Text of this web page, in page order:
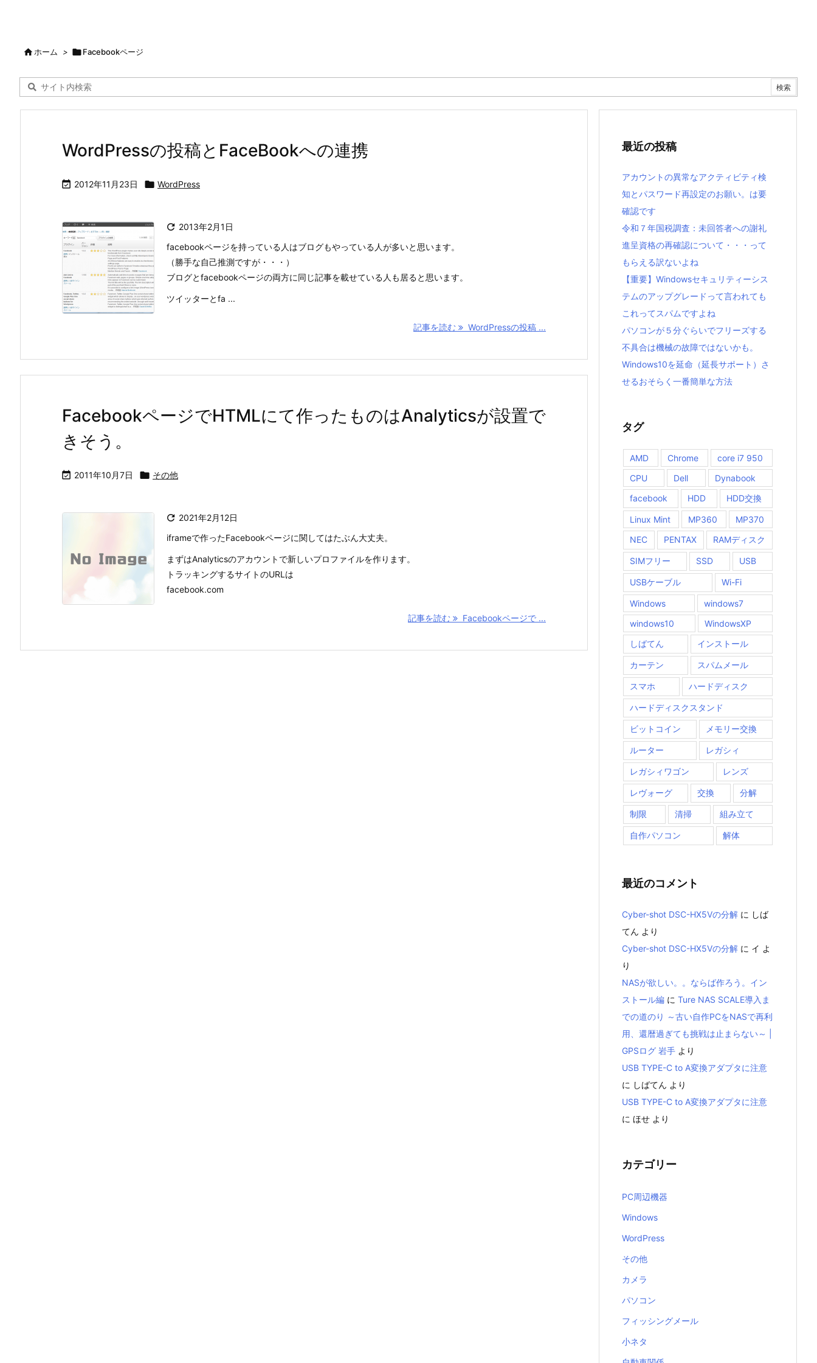
ホーム > Facebookページ
WordPressの投稿とFaceBookへの連携
 2012年11月23日  WordPress
 2013年2月1日
facebookページを持っている人はブログもやっている人が多いと思います。
（勝手な自己推測ですが・・・）
ブログとfacebookページの両方に同じ記事を載せている人も居ると思います。
ツイッターとfa ...
記事を読む WordPressの投稿 ...
FacebookページでHTMLにて作ったものはAnalyticsが設置で
きそう。
 2011年10月7日  その他
 2021年2月12日
iframeで作ったFacebookページに関してはたぶん大丈夫。
まずはAnalyticsのアカウントで新しいプロファイルを作ります。
トラッキングするサイトのURLは
facebook.com
記事を読む Facebookページで ...
最近の投稿
アカウントの異常なアクティビティ検
知とパスワード再設定のお願い。は要
確認です
令和７年国税調査：未回答者への謝礼
進呈資格の再確認について・・・って
もらえる訳ないよね
【重要】Windowsセキュリティーシス
テムのアップグレードって言われても
これってスパムですよね
パソコンが５分ぐらいでフリーズする
不具合は機械の故障ではないかも。
Windows10を延命（延長サポート）さ
せるおそらく一番簡単な方法
タグ
AMD Chrome
core i7 950
CPU
Dell
Dynabook
facebook
HDD HDD交換
Linux Mint MP360
MP370
NEC
PENTAX RAMディスク
SIMフリー SSD USB
USBケーブル Wi-Fi
Windows
windows7
windows10
WindowsXP
しばてん
インストール
カーテン スパムメール
スマホ ハードディスク
ハードディスクスタンド
ビットコイン メモリー交換
ルーター レガシィ
レガシィワゴン レンズ
レヴォーグ 交換 分解
制限 清掃 組み立て
自作パソコン 解体
最近のコメント
Cyber-shot DSC-HX5Vの分解 に しば
てん より
Cyber-shot DSC-HX5Vの分解 に イ よ
り
NASが欲しい。。ならば作ろう。イン
ストール編 に Ture NAS SCALE導入ま
での道のり ～古い自作PCをNASで再利
用、還暦過ぎても挑戦は止まらない～ |
GPSログ 岩手 より
USB TYPE-C to A変換アダプタに注意
に しばてん より
USB TYPE-C to A変換アダプタに注意
に ほせ より
カテゴリー
PC周辺機器
Windows
WordPress
その他
カメラ
パソコン
フィッシングメール
小ネタ